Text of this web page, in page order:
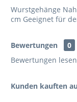
Wurstgehänge
cm Geeignet für
Bewertungen
0
Bewertungen
Kunden kauften